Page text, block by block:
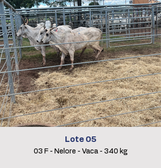
Lote 05
03 F - Nelore - Vaca - 340 kg